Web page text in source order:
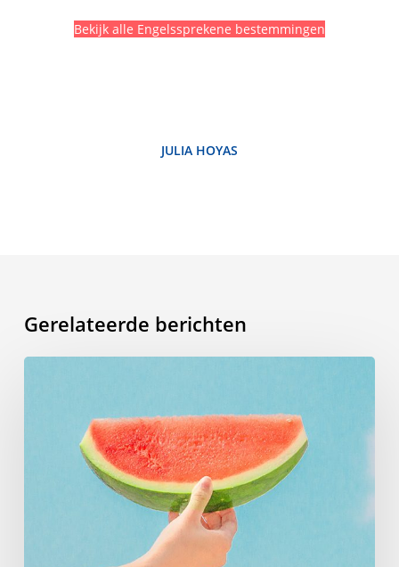
Bekijk alle Engelssprekene bestemmingen
JULIA HOYAS
Gerelateerde berichten